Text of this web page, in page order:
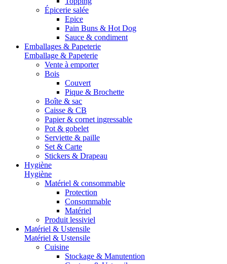
Épicerie salée
Epice
Pain Buns & Hot Dog
Sauce & condiment
Emballages & Papeterie
Emballage & Papeterie
Vente à emporter
Bois
Couvert
Pique & Brochette
Boîte & sac
Caisse & CB
Papier & cornet ingressable
Pot & gobelet
Serviette & paille
Set & Carte
Stickers & Drapeau
Hygiène
Hygiène
Matériel & consommable
Protection
Consommable
Matériel
Produit lessiviel
Matériel & Ustensile
Matériel & Ustensile
Cuisine
Stockage & Manutention